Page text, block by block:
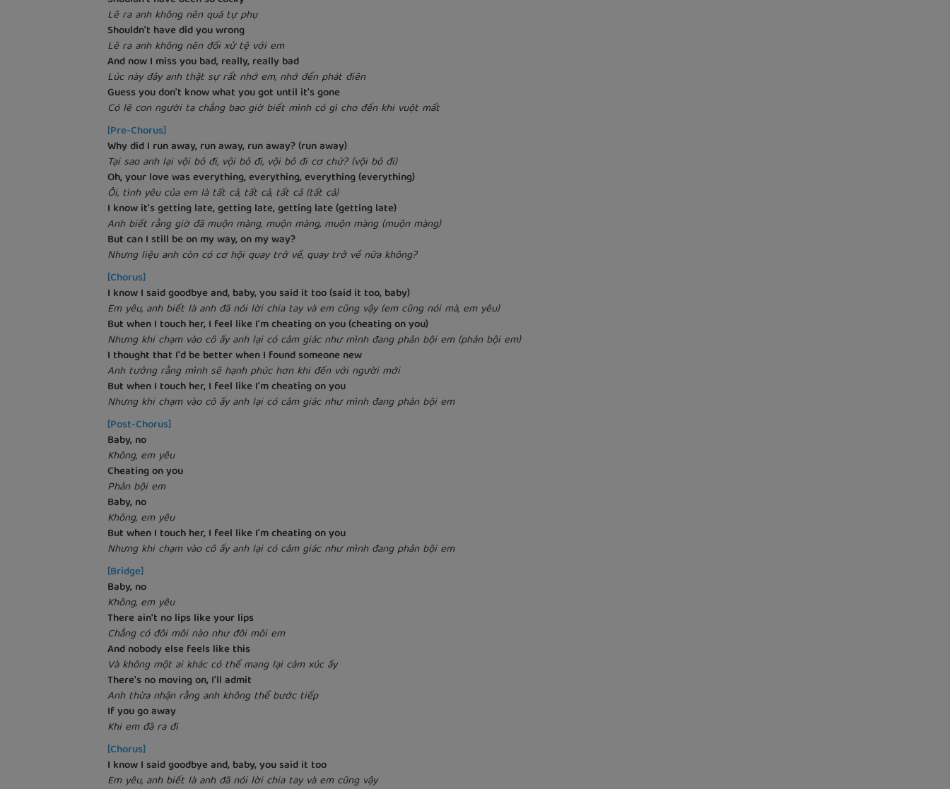
Lẽ ra anh không nên quá tự phụ
Shouldn't have did you wrong
Lẽ ra anh không nên đối xử tệ với em
And now I miss you bad, really, really bad
Lúc này đây anh thật sự rất nhớ em, nhớ đến phát điên
Guess you don't know what you got until it's gone
Có lẽ con người ta chẳng bao giờ biết mình có gì cho đến khi vuột mất
[Pre-Chorus]
Why did I run away, run away, run away? (run away)
Tại sao anh lại vội bỏ đi, vội bỏ đi, vội bỏ đi cơ chứ? (vội bỏ đi)
Oh, your love was everything, everything, everything (everything)
Ôi, tình yêu của em là tất cả, tất cả, tất cả (tất cả)
I know it's getting late, getting late, getting late (getting late)
Anh biết rằng giờ đã muộn màng, muộn màng, muộn màng (muộn màng)
But can I still be on my way, on my way?
Nhưng liệu anh còn có cơ hội quay trở về, quay trở về nữa không?
[Chorus]
I know I said goodbye and, baby, you said it too (said it too, baby)
Em yêu, anh biết là anh đã nói lời chia tay và em cũng vậy (em cũng nói mà, em yêu)
But when I touch her, I feel like I'm cheating on you (cheating on you)
Nhưng khi chạm vào cô ấy anh lại có cảm giác như mình đang phản bội em (phản bội em)
I thought that I'd be better when I found someone new
Anh tưởng rằng mình sẽ hạnh phúc hơn khi đến với người mới
But when I touch her, I feel like I'm cheating on you
Nhưng khi chạm vào cô ấy anh lại có cảm giác như mình đang phản bội em
[Post-Chorus]
Baby, no
Không, em yêu
Cheating on you
Phản bội em
Baby, no
Không, em yêu
But when I touch her, I feel like I'm cheating on you
Nhưng khi chạm vào cô ấy anh lại có cảm giác như mình đang phản bội em
[Bridge]
Baby, no
Không, em yêu
There ain't no lips like your lips
Chẳng có đôi môi nào như đôi môi em
And nobody else feels like this
Và không một ai khác có thể mang lại cảm xúc ấy
There's no moving on, I'll admit
Anh thừa nhận rằng anh không thể bước tiếp
If you go away
Khi em đã ra đi
[Chorus]
I know I said goodbye and, baby, you said it too
Em yêu, anh biết là anh đã nói lời chia tay và em cũng vậy